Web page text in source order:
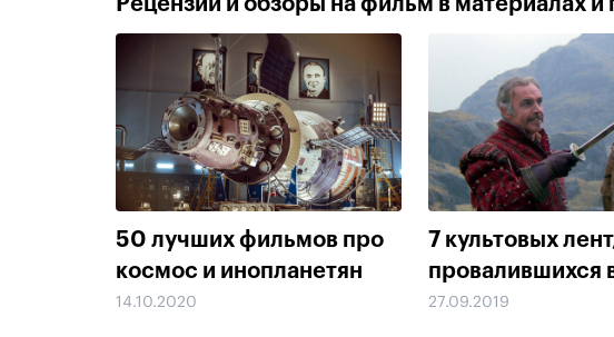
Рецензии и обзоры на фильм в материалах
50 лучших фильмов про
космос и инопланетян
14.10.2020
7 культовых
провалившихся
27.09.2019